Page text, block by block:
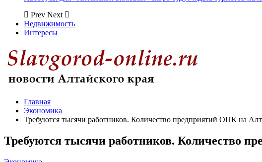
Prev Next
Недвижимость
Интересы
Главная
Экономика
Требуются тысячи работников. Количество предприятий ОПК на
Требуются тысячи работников. Количество